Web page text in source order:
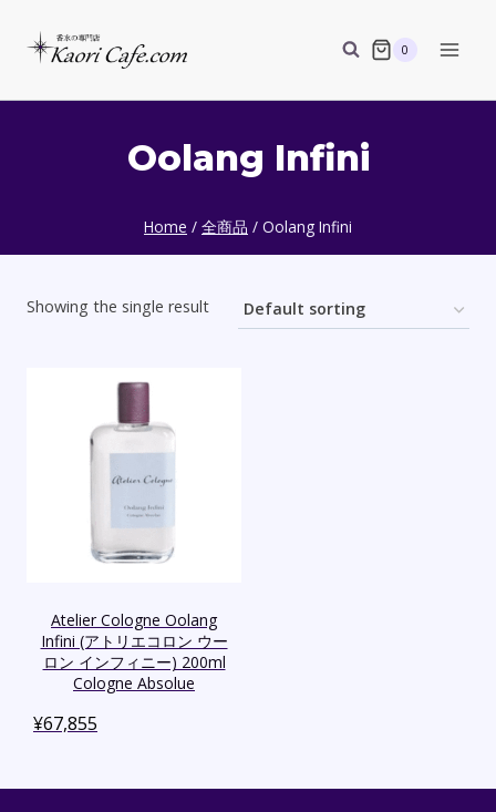
0
Oolang Infini
Home / 全商品 / Oolang Infini
Showing the single result
Atelier Cologne Oolang
Infini (アトリエコロン ウー
ロン インフィニー) 200ml
Cologne Absolue
¥67,855